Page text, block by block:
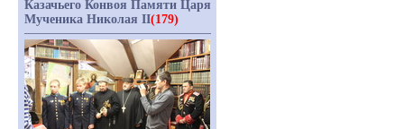
Казачьего Конвоя Памяти Царя
Мученика Николая II(179)